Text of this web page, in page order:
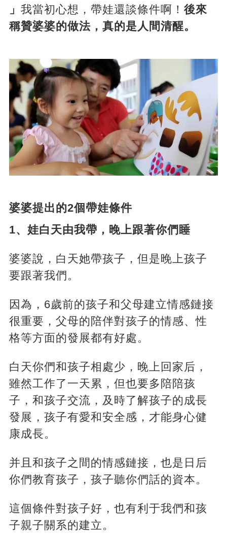
」 我當初心想，帶娃還談條件啊！ 後來
稱贊婆婆的做法，真的是人間清醒。
婆婆提出的2個帶娃條件
1、娃白天由我帶，晚上跟著你們睡
婆婆說，白天她帶孩子，但是晚上孩子
要跟著我們。
因為，6歲前的孩子和父母建立情感鏈接
很重要，父母的陪伴對孩子的情感、性
格等方面的發展都有好處。
白天你們和孩子相處少，晚上回家后，
雖然工作了一天累，但也要多陪陪孩
子，和孩子交流，及時了解孩子的成長
發展，孩子有愛和安全感，才能身心健
康成長。
并且和孩子之間的情感鏈接，也是日后
你們教育孩子，孩子聽你們話的資本。
這個條件對孩子好，也有利于我們和孩
子親子關系的建立。